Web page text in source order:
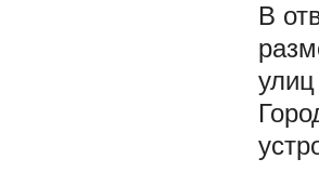
В